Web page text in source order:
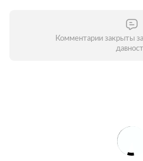
Комментарии закрыты